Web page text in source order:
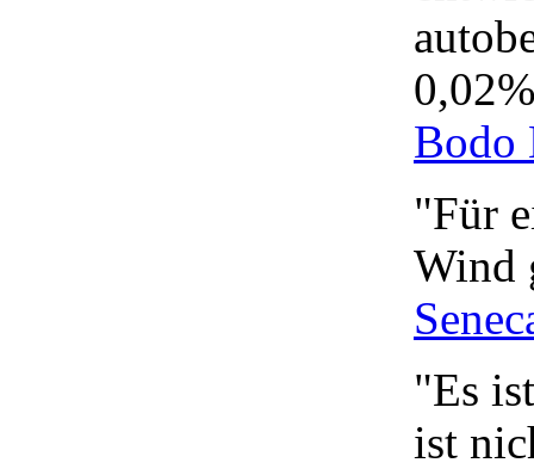
Bodo
"Für
Wind
"Es
ist